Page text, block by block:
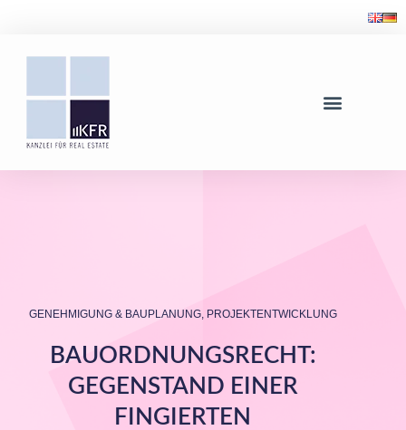
GENEHMIGUNG & BAUPLANUNG, PROJEKTENTWICKLUNG
BAUORDNUNGSRECHT:
GEGENSTAND EINER
FINGIERTEN